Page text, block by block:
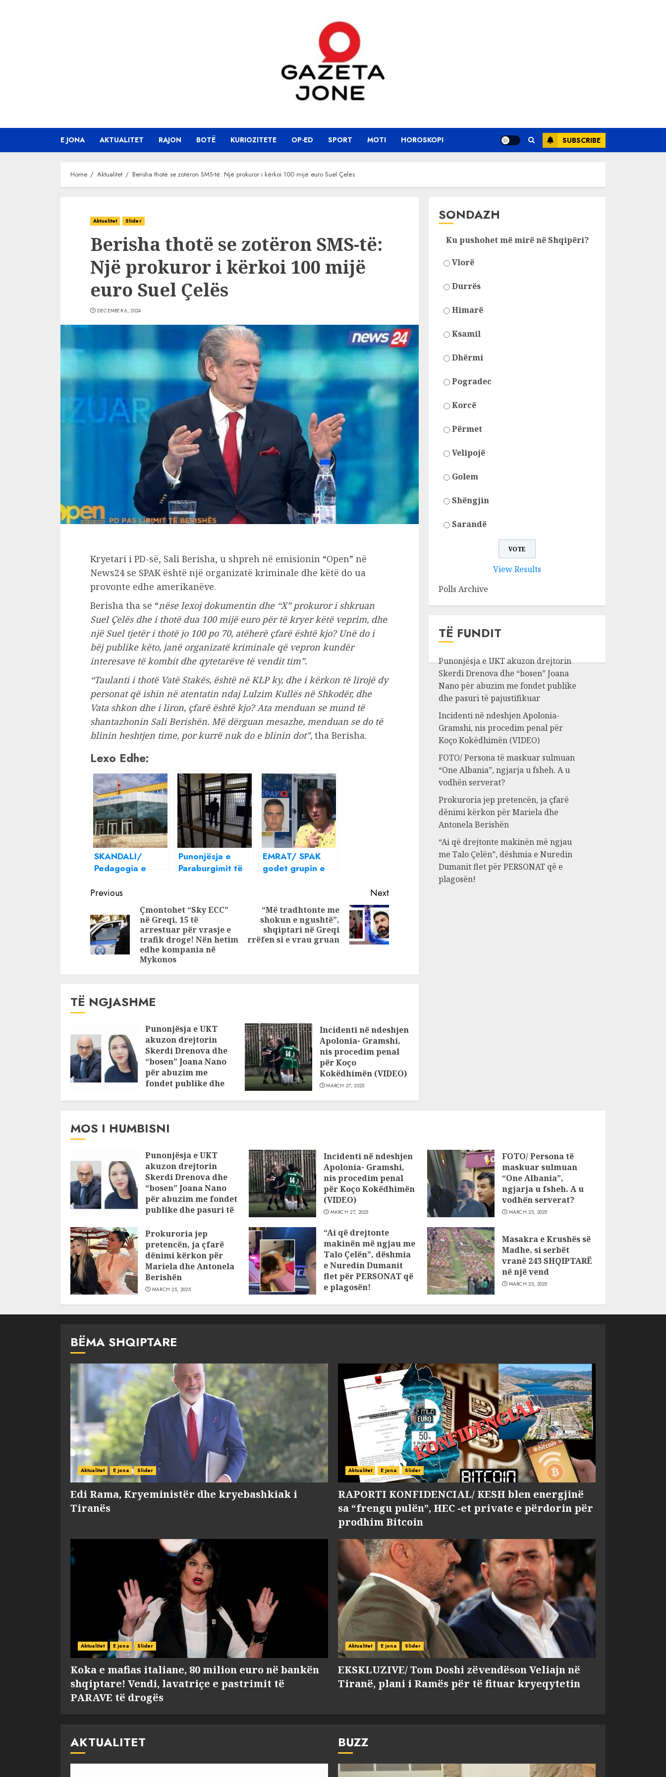
E JONA AKTUALITET RAJON BOTË KURIOZITETE OP-ED SPORT MOTI HOROSKOPI SUBSCRIBE
Home Aktualitet Berisha thotë se zotëron SMS-të: Një prokuror i kërkoi 100 mijë euro Suel Çelës
Aktualitet Slider
Berisha thotë se zotëron SMS-të:
Një prokuror i kërkoi 100 mijë
euro Suel Çelës
DECEMBER 6, 2024
Kryetari i PD-së, Sali Berisha, u shpreh në emisionin “Open” në
News24 se SPAK është një organizatë kriminale dhe këtë do ua
provonte edhe amerikanëve.
Berisha tha se “nëse lexoj dokumentin dhe “X” prokuror i shkruan
Suel Çelës dhe i thotë dua 100 mijë euro për të kryer këtë veprim, dhe
një Suel tjetër i thotë jo 100 po 70, atëherë çfarë është kjo? Unë do i
bëj publike këto, janë organizatë kriminale që vepron kundër
interesave të kombit dhe qytetarëve të vendit tim”.
“Taulanti i thotë Vatë Stakës, është në KLP ky, dhe i kërkon të lirojë dy
personat që ishin në atentatin ndaj Lulzim Kullës në Shkodër, dhe
Vata shkon dhe i liron, çfarë është kjo?Ata menduan se mund të
shantazhonin Sali Berishën. Më dërguan mesazhe, menduan se do të
blinin heshtjen time, por kurrë nuk do e blinin dot”, tha Berisha.
Lexo Edhe:
SKANDALI/
Pedagogia e
“Sky Ecc”,
komunikime të
vazhdueshme me
bandën e Suel
Çelës
Punonjësja e
Paraburgimit të
kërkoi 10 mijë
euro që të
qëndroj në punë
EMRAT/ SPAK
godet grupin e
arrestohen dy
ish-gjyqtarë
Continue
Reading
Previous
Previous
post:
Çmontohet “Sky ECC”
në Greqi, 15 të
arrestuar për vrasje e
trafik droge! Nën hetim
edhe kompania në
Mykonos
Next
post:
“Më tradhtonte me
shokun e ngushtë”,
shqiptari në Greqi
rrëfen si e vrau gruan
TË NGJASHME
Punonjësja e UKT
akuzon drejtorin
Skerdi Drenova dhe
“bosen” Joana Nano
për abuzim me
fondet publike dhe
Incidenti në ndeshjen
Apolonia- Gramshi,
nis procedim penal
për Koço
Kokëdhimën (VIDEO)
MARCH 27, 2025
SONDAZH
Ku pushohet më mirë në Shqipëri?
Vlorë
Durrës
Himarë
Ksamil
Dhërmi
Pogradec
Korcë
Përmet
Velipojë
Golem
Shëngjin
Sarandë
View Results
Polls Archive
TË FUNDIT
Punonjësja e UKT akuzon drejtorin
Skerdi Drenova dhe “bosen” Joana
Nano për abuzim me fondet publike
dhe pasuri të pajustifikuar
Incidenti në ndeshjen Apolonia-
Gramshi, nis procedim penal për
Koço Kokëdhimën (VIDEO)
FOTO/ Persona të maskuar sulmuan
“One Albania”, ngjarja u fsheh. A u
vodhën serverat?
Prokuroria jep pretencën, ja çfarë
dënimi kërkon për Mariela dhe
Antonela Berishën
“Ai që drejtonte makinën më ngjau
me Talo Çelën”, dëshmia e Nuredin
Dumanit flet për PERSONAT që e
plagosën!
MOS I HUMBISNI
Punonjësja e UKT
akuzon drejtorin
Skerdi Drenova dhe
“bosen” Joana Nano
për abuzim me fondet
publike dhe pasuri të
JULY 24, 2025
Incidenti në ndeshjen
Apolonia- Gramshi,
nis procedim penal
për Koço Kokëdhimën
(VIDEO)
MARCH 27, 2025
FOTO/ Persona të
maskuar sulmuan
“One Albania”,
ngjarja u fsheh. A u
vodhën serverat?
MARCH 25, 2025
Prokuroria jep
pretencën, ja çfarë
dënimi kërkon për
Mariela dhe Antonela
Berishën
MARCH 25, 2025
“Ai që drejtonte
makinën më ngjau me
Talo Çelën”, dëshmia
e Nuredin Dumanit
flet për PERSONAT që
e plagosën!
Masakra e Krushës së
Madhe, si serbët
vranë 243 SHQIPTARË
në një vend
MARCH 25, 2025
BËMA SHQIPTARE
Aktualitet E jona Slider
Edi Rama, Kryeministër dhe kryebashkiak i
Tiranës
Aktualitet E jona Slider
RAPORTI KONFIDENCIAL/ KESH blen energjinë
sa “frengu pulën”, HEC -et private e përdorin për
prodhim Bitcoin
Aktualitet E jona Slider
Koka e mafias italiane, 80 milion euro në bankën
shqiptare! Vendi, lavatriçe e pastrimit të
PARAVE të drogës
Aktualitet E jona Slider
EKSKLUZIVE/ Tom Doshi zëvendëson Veliajn në
Tiranë, plani i Ramës për të fituar kryeqytetin
AKTUALITET BUZZ